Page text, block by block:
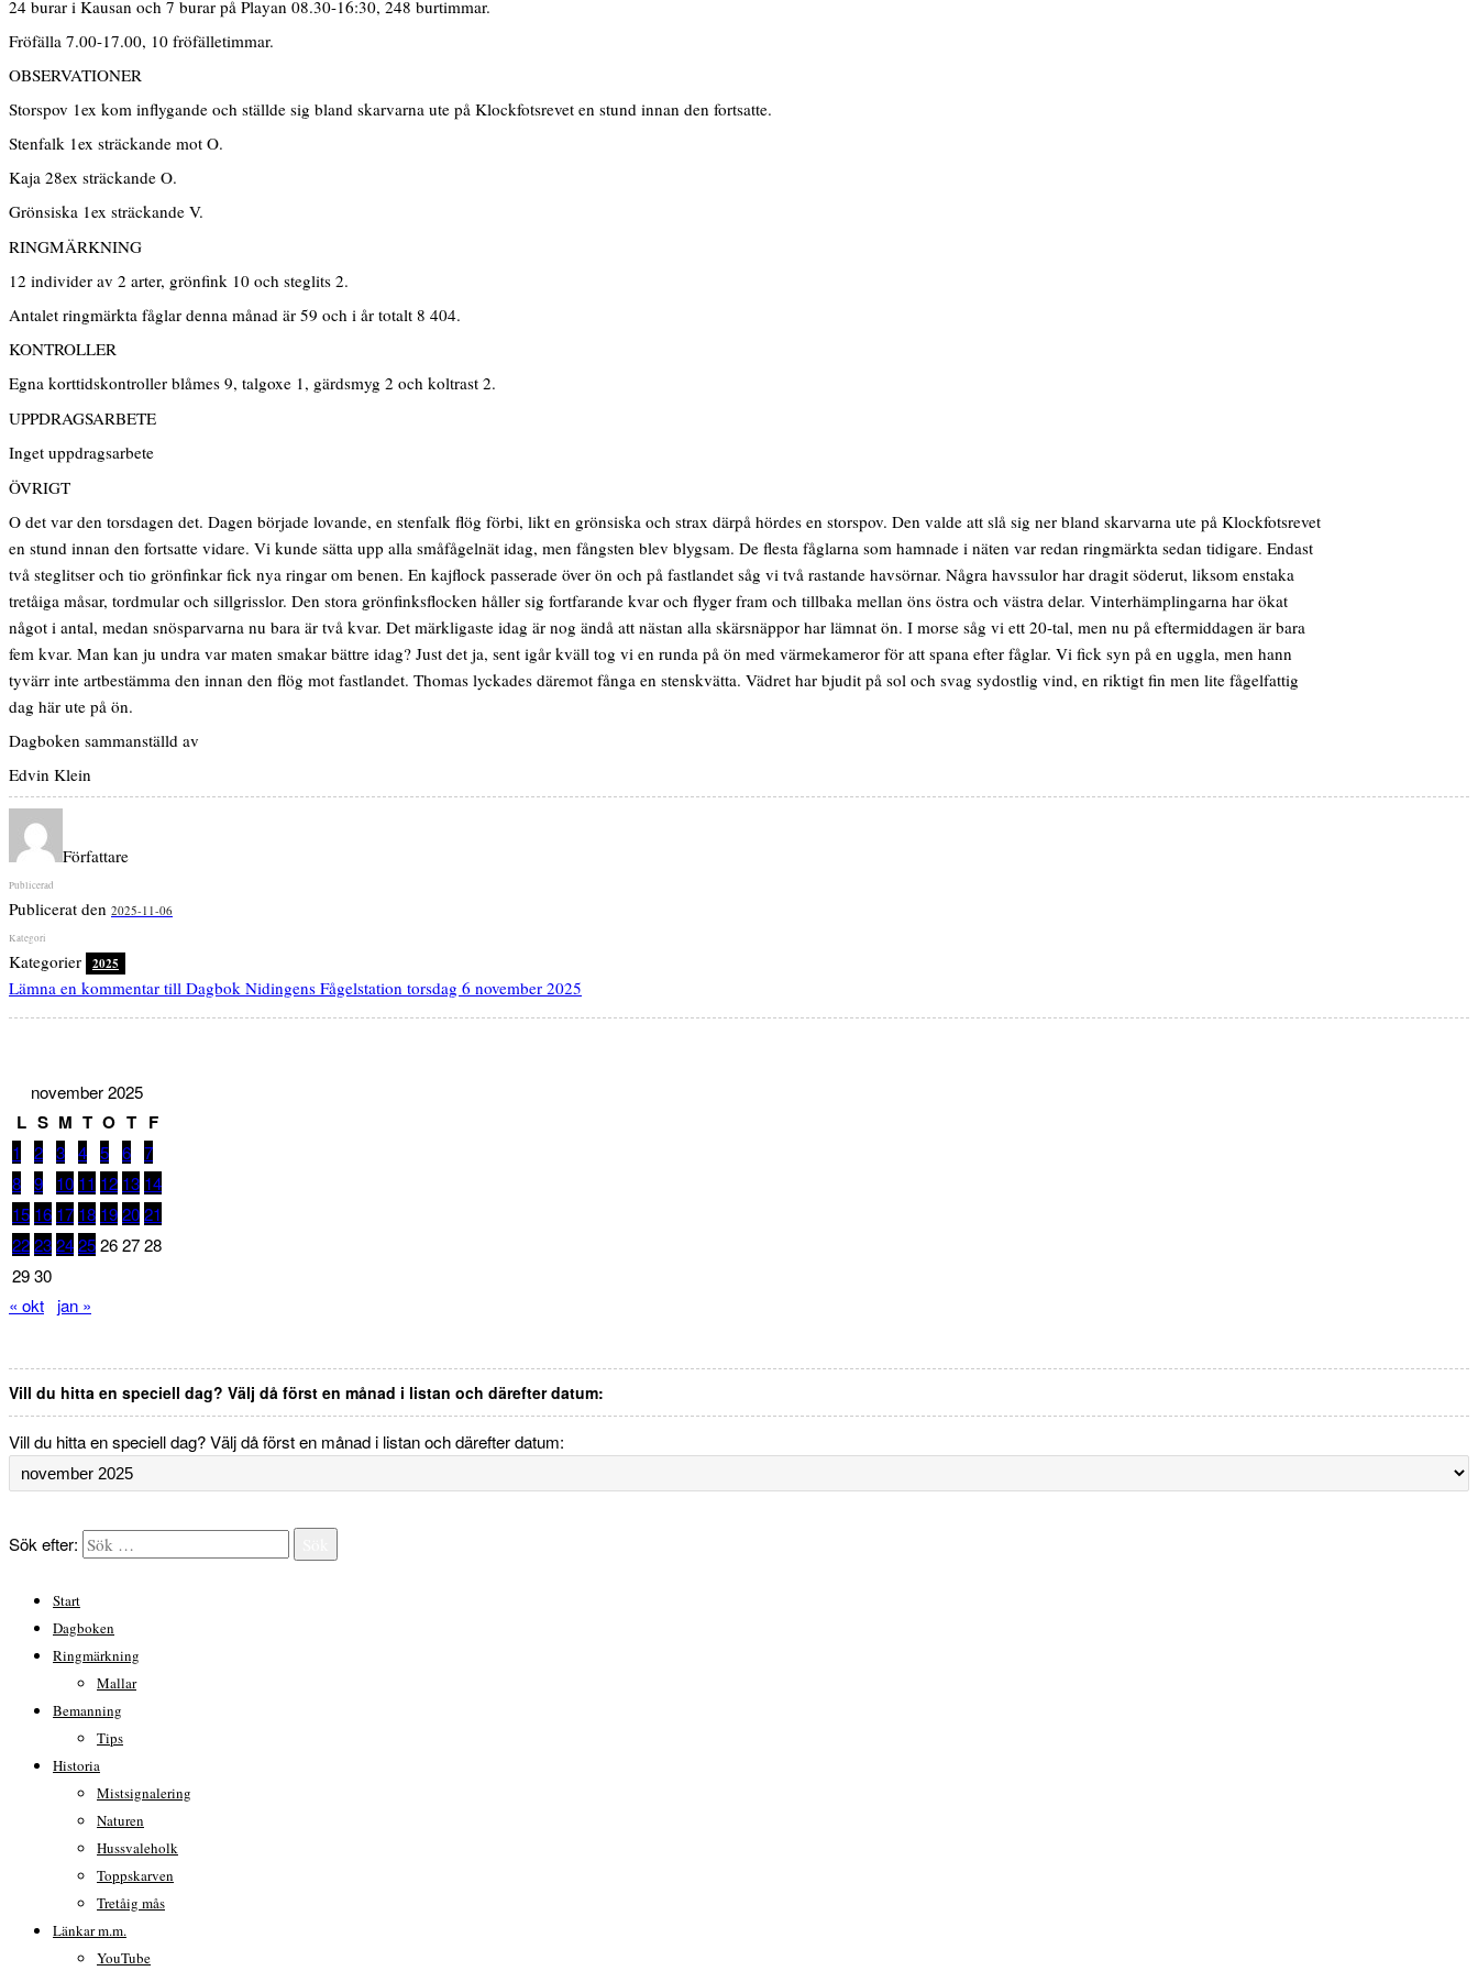
24 burar i Kausan och 7 burar på Playan 08.30-16:30, 248 burtimmar.
Fröfälla 7.00-17.00, 10 fröfälletimmar.
OBSERVATIONER
Storspov 1ex kom inflygande och ställde sig bland skarvarna ute på Klockfotsrevet en stund innan den fortsatte.
Stenfalk 1ex sträckande mot O.
Kaja 28ex sträckande O.
Grönsiska 1ex sträckande V.
RINGMÄRKNING
12 individer av 2 arter, grönfink 10 och steglits 2.
Antalet ringmärkta fåglar denna månad är 59 och i år totalt 8 404.
KONTROLLER
Egna korttidskontroller blåmes 9, talgoxe 1, gärdsmyg 2 och koltrast 2.
UPPDRAGSARBETE
Inget uppdragsarbete
ÖVRIGT
O det var den torsdagen det. Dagen började lovande, en stenfalk flög förbi, likt en grönsiska och strax därpå hördes en storspov. Den valde att slå sig ner bland skarvarna ute på Klockfotsrevet
en stund innan den fortsatte vidare. Vi kunde sätta upp alla småfågelnät idag, men fångsten blev blygsam. De flesta fåglarna som hamnade i näten var redan ringmärkta sedan tidigare. Endast
två steglitser och tio grönfinkar fick nya ringar om benen. En kajflock passerade över ön och på fastlandet såg vi två rastande havsörnar. Några havssulor har dragit söderut, liksom enstaka
tretåiga måsar, tordmular och sillgrisslor. Den stora grönfinksflocken håller sig fortfarande kvar och flyger fram och tillbaka mellan öns östra och västra delar. Vinterhämplingarna har ökat
något i antal, medan snösparvarna nu bara är två kvar. Det märkligaste idag är nog ändå att nästan alla skärsnäppor har lämnat ön. I morse såg vi ett 20-tal, men nu på eftermiddagen är bara
fem kvar. Man kan ju undra var maten smakar bättre idag? Just det ja, sent igår kväll tog vi en runda på ön med värmekameror för att spana efter fåglar. Vi fick syn på en uggla, men hann
tyvärr inte artbestämma den innan den flög mot fastlandet. Thomas lyckades däremot fånga en stenskvätta. Vädret har bjudit på sol och svag sydostlig vind, en riktigt fin men lite fågelfattig
dag här ute på ön.
Dagboken sammanställd av
Edvin Klein
Författare
Publicerat den 2025-11-06
Kategorier 2025
Lämna en kommentar till Dagbok Nidingens Fågelstation torsdag 6 november 2025
november 2025
L S M T O T F
1 2 3 4 5 6 7
8 9 10 11 12 13 14
15 16 17 18 192021
22232425262728
2930
« okt
jan »
Vill du hitta en speciell dag? Välj då först en månad i listan och därefter datum:
Vill du hitta en speciell dag? Välj då först en månad i listan och därefter datum:
Sök efter:
Start
Dagboken
Ringmärkning
Mallar
Bemanning
Tips
Historia
Mistsignalering
Naturen
Hussvaleholk
Toppskarven
Tretåig mås
Länkar m.m.
YouTube